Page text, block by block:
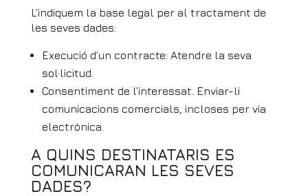
L’indiquem la base legal per al tractament de
les seves dades:
Execució d’un contracte: Atendre la seva
sol·licitud.
Consentiment de l’interessat. Enviar-li
comunicacions comercials, incloses per via
electrònica.
A QUINS DESTINATARIS ES
COMUNICARAN LES SEVES
DADES?